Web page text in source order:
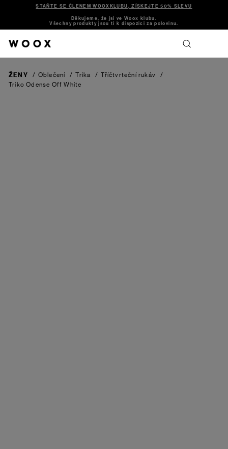
STAŇTE SE ČLENEM WOOXKLUBU, ZÍSKEJTE 50% SLEVU
Děkujeme, že jsi ve Woox klubu.
Všechny produkty jsou ti k dispozici za polovinu.
ŽENY / Oblečení / Trika / Tříčtvrteční rukáv
/
Triko Odense Off White